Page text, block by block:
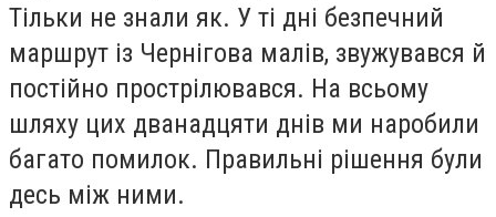
Тільки не знали як. У ті дні безпечний
маршрут із Чернігова малів, звужувався й
постійно прострілювався. На всьому
шляху цих дванадцяти днів ми наробили
багато помилок. Правильні рішення були
десь між ними.